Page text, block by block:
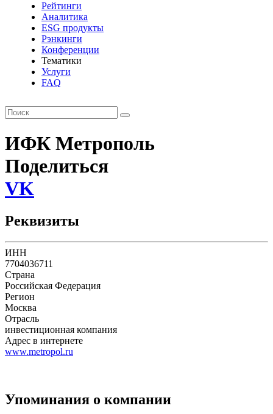
Рейтинги
Аналитика
ESG продукты
Рэнкинги
Конференции
Тематики
Услуги
FAQ
ИФК Метрополь
Поделиться
VK
Реквизиты
ИНН
7704036711
Страна
Российская Федерация
Регион
Москва
Отрасль
инвестиционная компания
Адрес в интернете
www.metropol.ru
Упоминания о компании